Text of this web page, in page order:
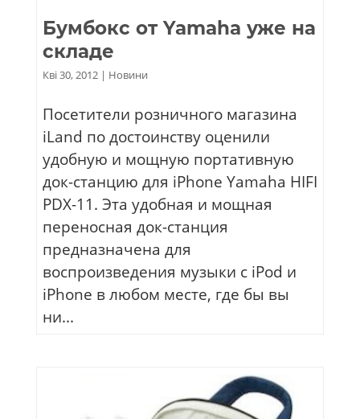
Бумбокс от Yamaha уже на
складе
Кві 30, 2012| Новини
Посетители розничного магазина
iLand по достоинству оценили
удобную и мощную портативную
док-станцию для iPhone Yamaha HIFI
PDX-11. Эта удобная и мощная
переносная док-станция
предназначена для
воспроизведения музыки с iPod и
iPhone в любом месте, где бы вы
ни...